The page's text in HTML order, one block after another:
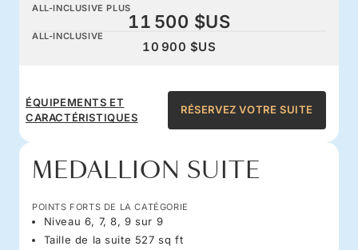
ALL-INCLUSIVE PLUS
11 500 $US
ALL-INCLUSIVE
10 900 $US
ÉQUIPEMENTS ET
CARACTÉRISTIQUES
RÉSERVEZ VOTRE SUITE
MEDALLION SUITE
POINTS FORTS DE LA CATÉGORIE
Niveau 6, 7, 8, 9 sur 9
Taille de la suite 527 sq ft